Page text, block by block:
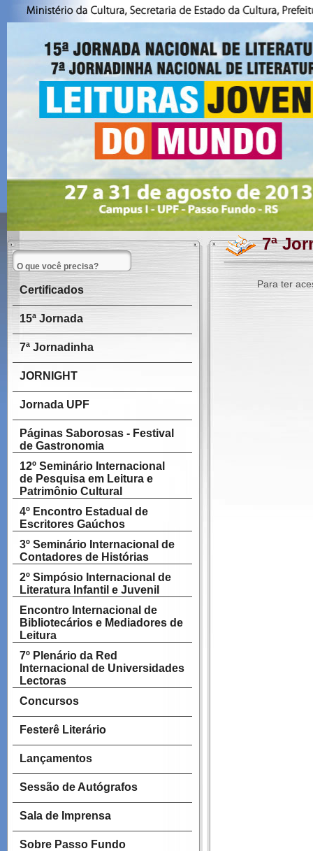
Certificados
15ª Jornada
7ª Jornadinha
JORNIGHT
Jornada UPF
Páginas Saborosas - Festival
de Gastronomia
12º Seminário Internacional
de Pesquisa em Leitura e
Patrimônio Cultural
4º Encontro Estadual de
Escritores Gaúchos
3º Seminário Internacional de
Contadores de Histórias
2º Simpósio Internacional de
Literatura Infantil e Juvenil
Encontro Internacional de
Bibliotecários e Mediadores de
Leitura
7º Plenário da Red
Internacional de Universidades
Lectoras
Concursos
Festerê Literário
Lançamentos
Sessão de Autógrafos
Sala de Imprensa
Sobre Passo Fundo
7ª
Para ter